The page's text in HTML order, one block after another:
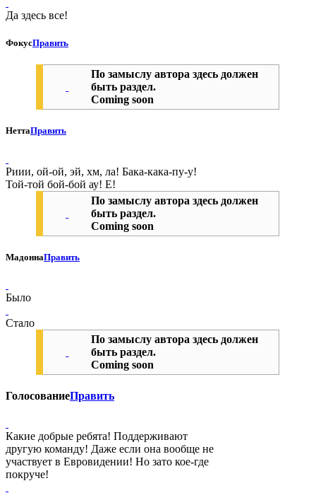
Да здесь все!
ФокусПравить
По замыслу автора здесь должен
быть раздел.
Coming soon
НеттаПравить
Риии, ой-ой, эй, хм, ла! Бака-кака-пу-у!
Той-той бой-бой ау! Е!
По замыслу автора здесь должен
быть раздел.
Coming soon
МадоннаПравить
Было
Стало
По замыслу автора здесь должен
быть раздел.
Coming soon
ГолосованиеПравить
Какие добрые ребята! Поддерживают
другую команду! Даже если она вообще не
участвует в Евровидении! Но зато кое-где
покруче!